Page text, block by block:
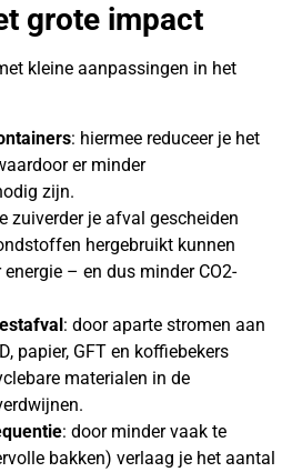
grote impact
kleine aanpassingen in het
: hiermee reduceer je het
er minder
zijn.
zuiverder je afval gescheiden
hergebruikt kunnen
– en dus minder CO2-
: door aparte stromen aan
papier, GFT en koffiebekers
materialen in de
: door minder vaak te
bakken) verlaag je het aantal